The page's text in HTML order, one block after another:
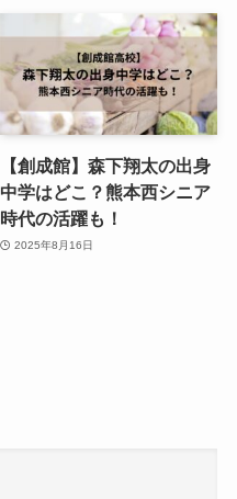
【創成館】森下翔太の出身
中学はどこ？熊本西シニア
時代の活躍も！
2025年8月16日